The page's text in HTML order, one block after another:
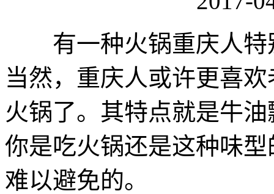
有一种火锅重庆人特
当然，重庆人或许更喜
火锅了。其特点就是牛
你是吃火锅还是这种味
难以避免的。